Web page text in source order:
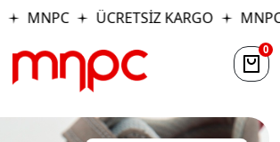
MNPC ÜCRETSİZ KARGO MNPC
0